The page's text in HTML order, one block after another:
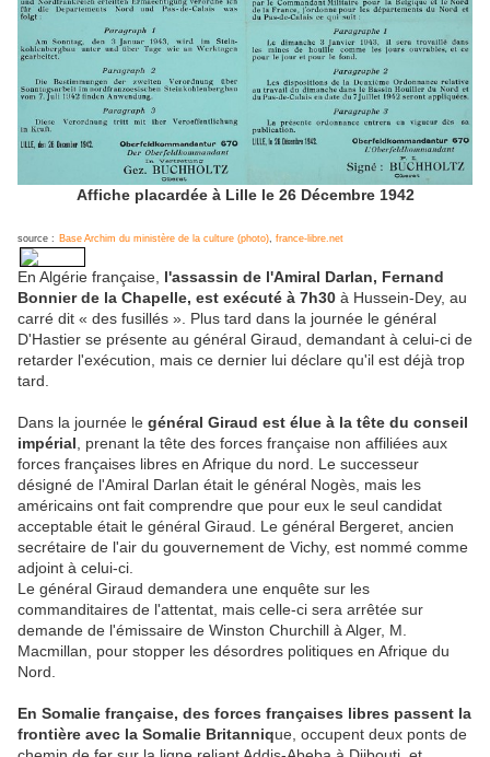
Affiche placardée à Lille le 26 Décembre 1942
source : Base Archim du ministère de la culture (photo), france-libre.net
En Algérie française, l'assassin de l'Amiral Darlan, Fernand
Bonnier de la Chapelle, est exécuté à 7h30 à Hussein-Dey, au
carré dit « des fusillés ». Plus tard dans la journée le général
D'Hastier se présente au général Giraud, demandant à celui-ci de
retarder l'exécution, mais ce dernier lui déclare qu'il est déjà trop
tard.
Dans la journée le général Giraud est élue à la tête du conseil
impérial, prenant la tête des forces française non affiliées aux
forces françaises libres en Afrique du nord. Le successeur
désigné de l'Amiral Darlan était le général Nogès, mais les
américains ont fait comprendre que pour eux le seul candidat
acceptable était le général Giraud. Le général Bergeret, ancien
secrétaire de l'air du gouvernement de Vichy, est nommé comme
adjoint à celui-ci.
Le général Giraud demandera une enquête sur les
commanditaires de l'attentat, mais celle-ci sera arrêtée sur
demande de l'émissaire de Winston Churchill à Alger, M.
Macmillan, pour stopper les désordres politiques en Afrique du
Nord.
En Somalie française, des forces françaises libres passent la
frontière avec la Somalie Britannique, occupent deux ponts de